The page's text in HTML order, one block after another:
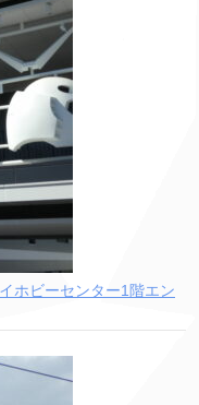
ホビーセンター1階エン